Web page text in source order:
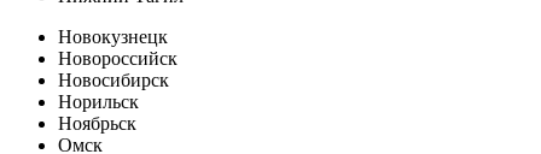
Новокузнецк
Новороссийск
Новосибирск
Норильск
Ноябрьск
Омск